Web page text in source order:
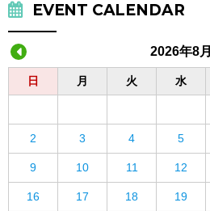
EVENT CALENDAR
2026年8月
日 月 火 水
2 3 4 5
9 10 11 12
16 17 18 19